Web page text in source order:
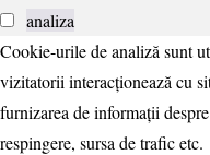
analiza
Cookie-urile de analiză sunt
vizitatorii interacționează cu
furnizarea de informații
respingere, sursa de trafic etc.